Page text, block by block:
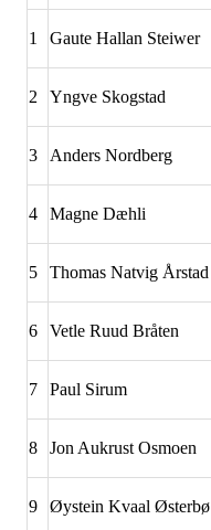
1 Gaute Hallan Steiwer
2 Yngve Skogstad
3 Anders Nordberg
4 Magne Dæhli
5 Thomas Natvig Årstad
6 Vetle Ruud Bråten
7 Paul Sirum
8 Jon Aukrust Osmoen
9 Øystein Kvaal Østerbø